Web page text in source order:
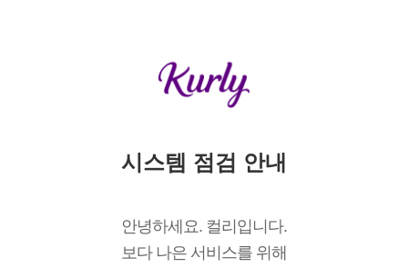
시스템 점검 안내
안녕하세요. 컬리입니다.
보다 나은 서비스를 위해